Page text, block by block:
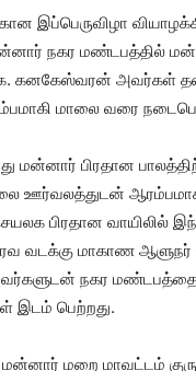
இப்பெருவிழா
நகர மண்டபத்தில்
க. கனகேஸ்வரன் அவர்கள்
மாலை வரை
மன்னார் பிரதான
ஊர்வலத்துடன்
பிரதான வாயிலில் இந்
வடக்கு மாகாண ஆளுநர்
நகர
இடம் பெற்றது.
மன்னார் மறை மாவட்டம்